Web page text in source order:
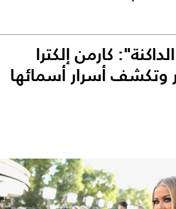
كارمن إلكترا
وتكشف أسرار أسمائها